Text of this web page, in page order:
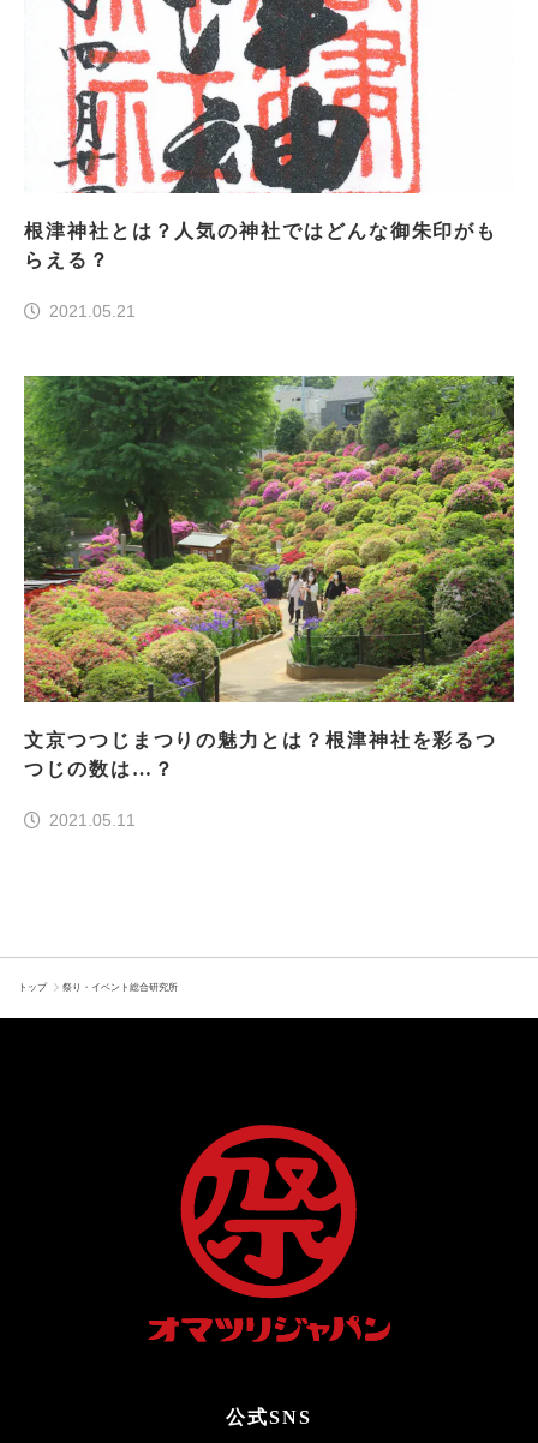
根津神社とは？人気の神社ではどんな御朱印がも
らえる？
2021.05.21
文京つつじまつりの魅力とは？根津神社を彩るつ
つじの数は…？
2021.05.11
トップ 祭り・イベント総合研究所
公式SNS